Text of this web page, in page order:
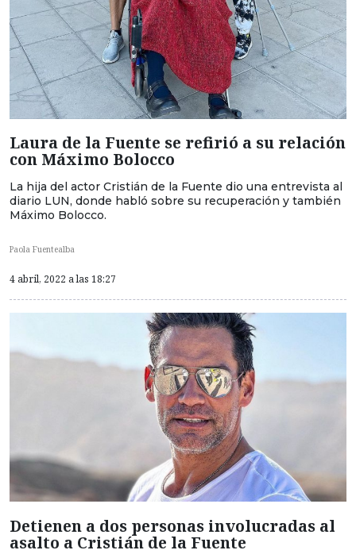
Laura de la Fuente se refirió a su relación
con Máximo Bolocco
La hija del actor Cristián de la Fuente dio una entrevista al
diario LUN, donde habló sobre su recuperación y también
Máximo Bolocco.
Paola Fuentealba
4 abril, 2022 a las 18:27
Detienen a dos personas involucradas al
asalto a Cristián de la Fuente